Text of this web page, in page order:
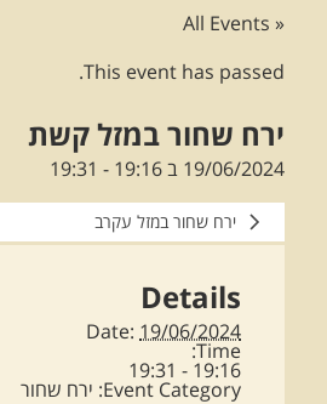
« All Events
This event has passed.
ירח שחור במזל קשת
19/06/2024 ב 19:16 -
19:31
ירח שחור במזל עקרב
Details
Date: 19/06/2024
Time:
19:16 - 19:31
Event Category: ירח שחור